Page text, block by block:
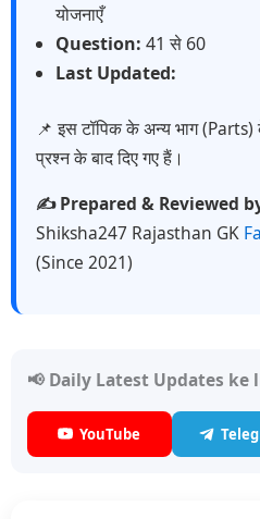
योजनाएँ
Question: 41 से 60
Last Updated:
📌 इस टॉपिक के अन्य भाग
प्रश्न के बाद दिए गए हैं।
✍️ Prepared & Reviewed
Shiksha247 Rajasthan GK
(Since 2021)
📢 Daily Latest Updates ke
YouTube